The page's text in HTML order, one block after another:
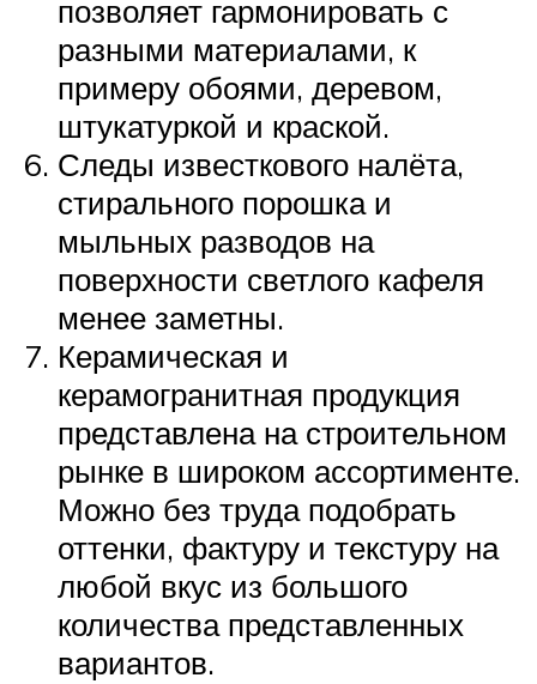
позволяет гармонировать с
разными материалами, к
примеру обоями, деревом,
штукатуркой и краской.
Следы известкового налёта,
стирального порошка и
мыльных разводов на
поверхности светлого кафеля
менее заметны.
Керамическая и
керамогранитная продукция
представлена на строительном
рынке в широком ассортименте.
Можно без труда подобрать
оттенки, фактуру и текстуру на
любой вкус из большого
количества представленных
вариантов.